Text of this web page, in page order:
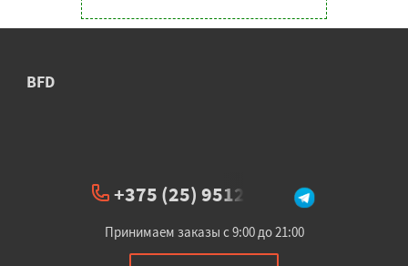
BFD
+375 (25) 951234
Принимаем заказы с 9:00 до 21:00